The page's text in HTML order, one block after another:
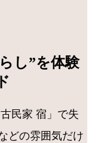
し”を体験
民家 宿」で失
どの雰囲気だけ